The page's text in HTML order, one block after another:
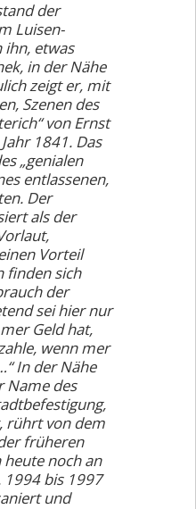
der
Luisen-
ihn, etwas
in der Nähe
zeigt er, mit
Szenen des
von Ernst
1841. Das
„genialen
entlassenen,
Der
als der
Vorteil
finden sich
der
sei hier nur
Geld hat,
wenn mer
In der Nähe
Name des
rührt von dem
früheren
heute noch an
1994 bis 1997
und